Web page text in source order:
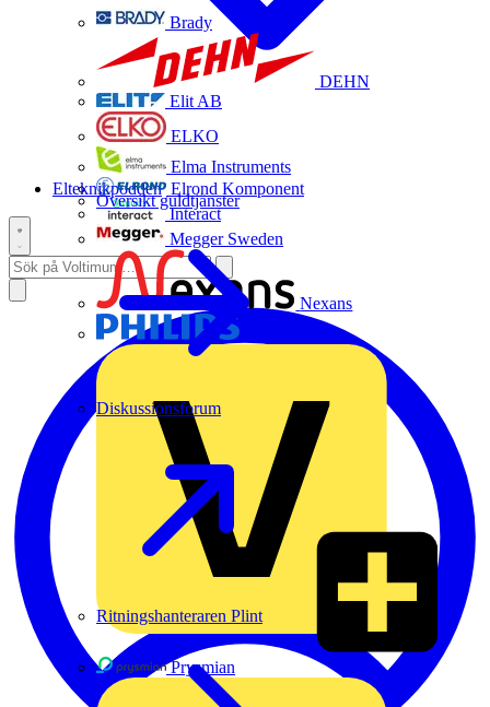
Brady
DEHN
Elit AB
ELKO
Elma Instruments
Elrond Komponent
Interact
Megger Sweden
Nexans
Prysmian
Översikt guldtjänster
Diskussionsforum
Ritningshanteraren Plint
Elteknikpodden